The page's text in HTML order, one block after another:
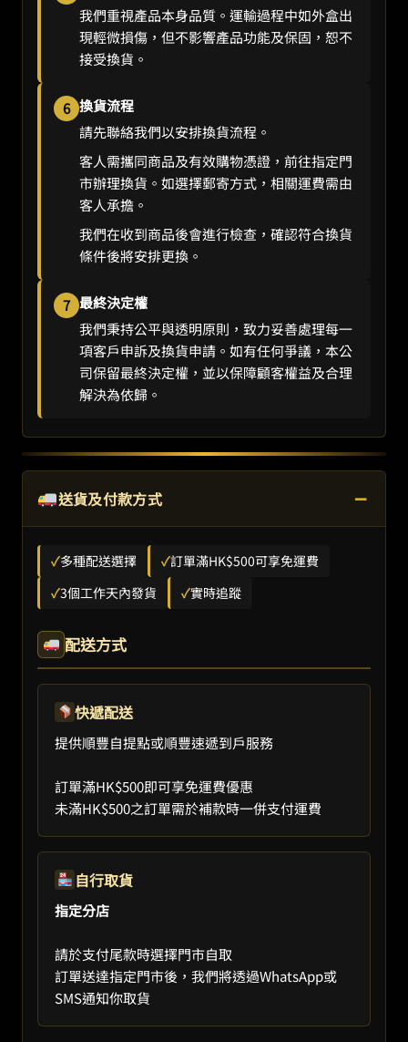
我們重視產品本身品質。運輸過程中如外盒出
現輕微損傷，但不影響產品功能及保固，恕不
接受換貨。
6 換貨流程
請先聯絡我們以安排換貨流程。
客人需攜同商品及有效購物憑證，前往指定門
市辦理換貨。如選擇郵寄方式，相關運費需由
客人承擔。
我們在收到商品後會進行檢查，確認符合換貨
條件後將安排更換。
7 最終決定權
我們秉持公平與透明原則，致力妥善處理每一
項客戶申訴及換貨申請。如有任何爭議，本公
司保留最終決定權，並以保障顧客權益及合理
解決為依歸。
送貨及付款方式 −
✓多種配送選擇 ✓訂單滿HK$500可享免運費
✓3個工作天內發貨 ✓實時追蹤
配送方式
快遞配送
提供順豐自提點或順豐速遞到戶服務
訂單滿HK$500即可享免運費優惠
未滿HK$500之訂單需於補款時一併支付運費
自行取貨
指定分店
請於支付尾款時選擇門市自取
訂單送達指定門市後，我們將透過WhatsApp或
SMS通知你取貨